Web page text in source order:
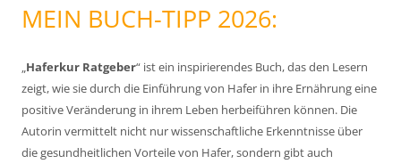
MEIN BUCH-TIPP 2026:
Haferkur Ratgeber“ ist ein inspirierendes Buch, das den Lesern
zeigt, wie sie durch die Einführung von Hafer in ihre Ernährung eine
positive Veränderung in ihrem Leben herbeiführen können. Die
Autorin vermittelt nicht nur wissenschaftliche Erkenntnisse über
die gesundheitlichen Vorteile von Hafer, sondern gibt auch